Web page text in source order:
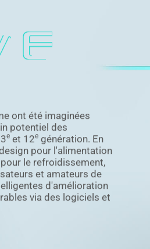
ont été imaginées
potentiel des
e et 12e génération. En
pour l'alimentation
le refroidissement,
et amateurs de
d'amélioration
via des logiciels et